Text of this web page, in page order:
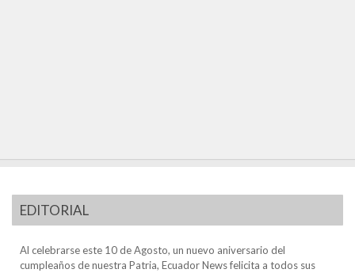
EDITORIAL
Al celebrarse este 10 de Agosto, un nuevo aniversario del
cumpleaños de nuestra Patria, Ecuador News felicita a todos sus